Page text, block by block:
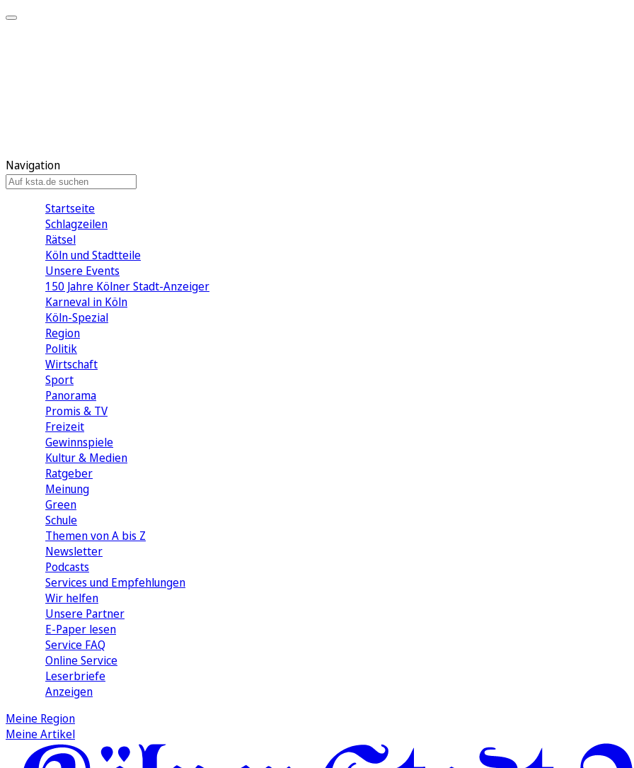
Navigation
Startseite
Schlagzeilen
Rätsel
Köln und Stadtteile
Unsere Events
150 Jahre Kölner Stadt-Anzeiger
Karneval in Köln
Köln-Spezial
Region
Politik
Wirtschaft
Sport
Panorama
Promis & TV
Freizeit
Gewinnspiele
Kultur & Medien
Ratgeber
Meinung
Green
Schule
Themen von A bis Z
Newsletter
Podcasts
Services und Empfehlungen
Wir helfen
Unsere Partner
E-Paper lesen
Service FAQ
Online Service
Leserbriefe
Anzeigen
Meine Region
Meine Artikel